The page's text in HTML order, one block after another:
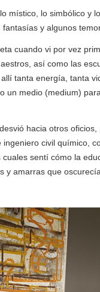
místico, lo simbólico y
y algunos
cuando vi por vez
así como las
tanta energía, tanta
un medio (medium)
hacia otros
civil químico,
sentí cómo la
y amarras que